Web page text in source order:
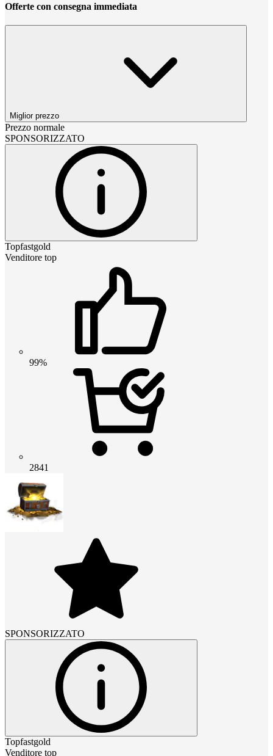
Offerte con consegna immediata
Miglior prezzo
Prezzo normale
SPONSORIZZATO
Topfastgold
Venditore top
99%
2841
SPONSORIZZATO
Topfastgold
Venditore top